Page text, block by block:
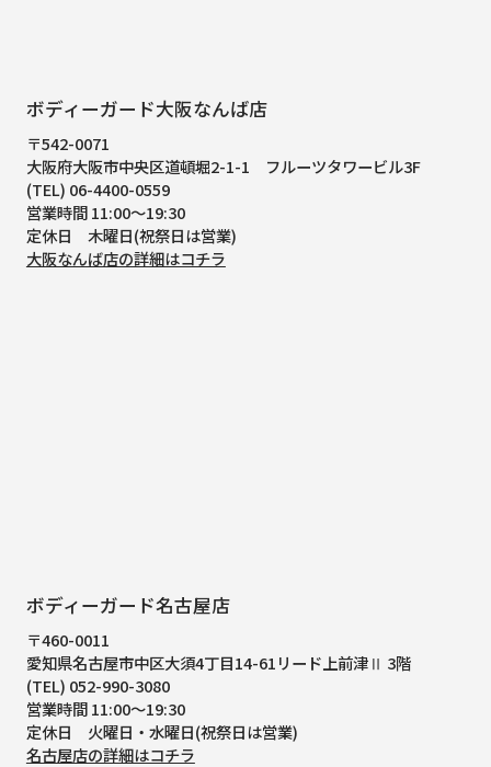
ボディーガード大阪なんば店
〒542-0071
大阪府大阪市中央区道頓堀2-1-1
フルーツタワービル3F
(TEL) 06-4400-0559
営業時間 11:00～19:30
定休日 木曜日(祝祭日は営業)
大阪なんば店の詳細はコチラ
ボディーガード名古屋店
〒460-0011
愛知県名古屋市中区大須4丁目14-61リード上前津Ⅱ 3階
(TEL) 052-990-3080
営業時間 11:00～19:30
定休日 火曜日・水曜日(祝祭日は営業)
名古屋店の詳細はコチラ